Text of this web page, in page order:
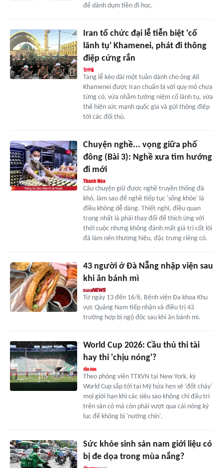
để dành dụm tiền đi học.
Iran tổ chức đại lễ tiễn biệt 'cố
lãnh tụ' Khamenei, phát đi thông
điệp cứng rắn
Tang lễ kéo dài một tuần dành cho ông Ali
Khamenei được Iran chuẩn bị với quy mô chưa
từng có, vừa nhằm tưởng niệm cố lãnh tụ, vừa
thể hiện sức mạnh quốc gia và gửi thông điệp
tới các đối thủ.
Chuyện nghề... vọng giữa phố
đông (Bài 3): Nghề xưa tìm hướng
đi mới
Câu chuyện giữ được nghề truyền thống đã
khó, làm sao để nghề tiếp tục 'sống khỏe' là
điều không dễ dàng. Thiết nghĩ, điều quan
trọng nhất là phải thay đổi để thích ứng với
thời cuộc nhưng không đánh mất giá trị cốt lõi
đã làm nên thương hiệu, đặc trưng riêng có.
43 người ở Đà Nẵng nhập viện sau
khi ăn bánh mì
Từ ngày 13 đến 16/6, Bệnh viện Đa khoa Khu
vực Quảng Nam tiếp nhận và điều trị 43
trường hợp bị ngộ độc sau khi ăn bánh mì.
World Cup 2026: Cầu thủ thi tài
hay thi 'chịu nóng'?
Theo phóng viên TTXVN tại New York, kỳ
World Cup sắp tới tại Mỹ hứa hẹn sẽ 'đốt cháy'
mọi giới hạn khi các siêu sao không chỉ đấu trí
trên sân cỏ mà còn phải vượt qua cái nóng kỷ
lục để không bị 'nướng chín'.
Sức khỏe sinh sản nam giới liệu có
bị đe dọa trong mùa nắng?